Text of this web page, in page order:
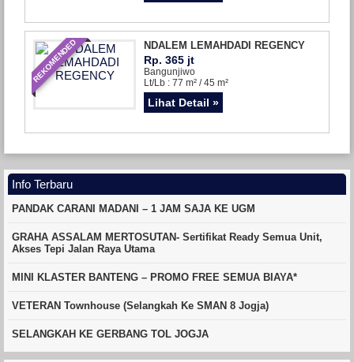
REKOMENDED NDALEM LEMAHDADI REGENCY
Rp. 365 jt
Bangunjiwo
Lt/Lb : 77 m² / 45 m²
Lihat Detail »
Info Terbaru
PANDAK CARANI MADANI – 1 JAM SAJA KE UGM
GRAHA ASSALAM MERTOSUTAN- Sertifikat Ready Semua Unit,
Akses Tepi Jalan Raya Utama
MINI KLASTER BANTENG – PROMO FREE SEMUA BIAYA*
VETERAN Townhouse (Selangkah Ke SMAN 8 Jogja)
SELANGKAH KE GERBANG TOL JOGJA